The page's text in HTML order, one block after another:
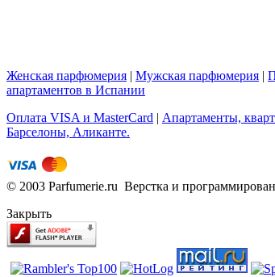
Женская парфюмерия | Мужская парфюмерия |
апартаментов в Испании
Оплата VISA и MasterCard | Апартаменты,
Барселоны, Аликанте.
© 2003 Parfumerie.ru Верстка и
Закрыть